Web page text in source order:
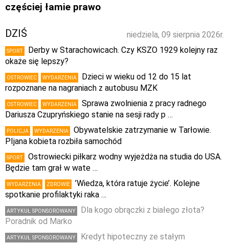
częściej łamie prawo
niedziela, 09 sierpnia 2026r.
DZIŚ
SPORT
Derby w Starachowicach. Czy KSZO 1929 kolejny raz
okaże się lepszy?
OSTROWIEC WYDARZENIA
Dzieci w wieku od 12 do 15 lat
rozpoznane na nagraniach z autobusu MZK
OSTROWIEC WYDARZENIA
Sprawa zwolnienia z pracy radnego
Dariusza Czupryńskiego stanie na sesji rady p …
POLICJA WYDARZENIA
Obywatelskie zatrzymanie w Tarłowie.
PIjana kobieta rozbiła samochód
SPORT
Ostrowiecki piłkarz wodny wyjeżdża na studia do USA.
Będzie tam grał w wate …
WYDARZENIA ZDROWIE
’Wiedza, która ratuje życie’. Kolejne
spotkanie profilaktyki raka …
ARTYKUŁ SPONSOROWANY
Dla kogo obrączki z białego złota?
Poradnik od Marko
ARTYKUŁ SPONSOROWANY
Kredyt hipoteczny ze stałym